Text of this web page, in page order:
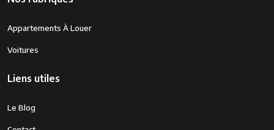
Appartements À Louer
Voitures
Liens utiles
Le Blog